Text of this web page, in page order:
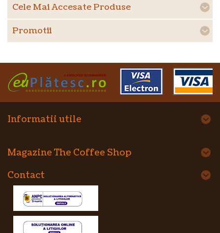
Cele Mai Accesate Produse
Promotii
Informatii utile
Magazine The Coffee Shop
Contact